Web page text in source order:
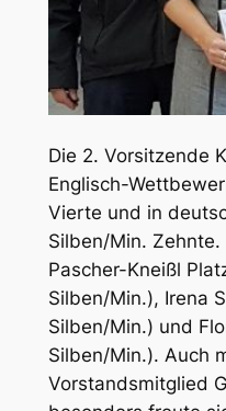
Die 2. Vorsitzende
Englisch-
Vierte und in
Silben/Min.
Pascher-Kneißl
Silben/Min.), Irena
Silben/Min.) und
Silben/Min.). Auch
Vorstandsmitglied